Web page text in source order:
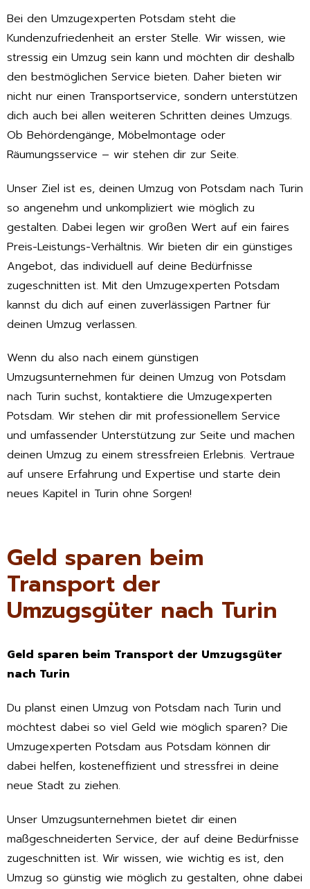
Bei den Umzugexperten Potsdam steht die
Kundenzufriedenheit an erster Stelle. Wir wissen, wie
stressig ein Umzug sein kann und möchten dir deshalb
den bestmöglichen Service bieten. Daher bieten wir
nicht nur einen Transportservice, sondern unterstützen
dich auch bei allen weiteren Schritten deines Umzugs.
Ob Behördengänge, Möbelmontage oder
Räumungsservice – wir stehen dir zur Seite.
Unser Ziel ist es, deinen Umzug von Potsdam nach Turin
so angenehm und unkompliziert wie möglich zu
gestalten. Dabei legen wir großen Wert auf ein faires
Preis-Leistungs-Verhältnis. Wir bieten dir ein günstiges
Angebot, das individuell auf deine Bedürfnisse
zugeschnitten ist. Mit den Umzugexperten Potsdam
kannst du dich auf einen zuverlässigen Partner für
deinen Umzug verlassen.
Wenn du also nach einem günstigen
Umzugsunternehmen für deinen Umzug von Potsdam
nach Turin suchst, kontaktiere die Umzugexperten
Potsdam. Wir stehen dir mit professionellem Service
und umfassender Unterstützung zur Seite und machen
deinen Umzug zu einem stressfreien Erlebnis. Vertraue
auf unsere Erfahrung und Expertise und starte dein
neues Kapitel in Turin ohne Sorgen!
Geld sparen beim
Transport der
Umzugsgüter nach Turin
Geld sparen beim Transport der Umzugsgüter
nach Turin
Du planst einen Umzug von Potsdam nach Turin und
möchtest dabei so viel Geld wie möglich sparen? Die
Umzugexperten Potsdam aus Potsdam können dir
dabei helfen, kosteneffizient und stressfrei in deine
neue Stadt zu ziehen.
Unser Umzugsunternehmen bietet dir einen
maßgeschneiderten Service, der auf deine Bedürfnisse
zugeschnitten ist. Wir wissen, wie wichtig es ist, den
Umzug so günstig wie möglich zu gestalten, ohne dabei